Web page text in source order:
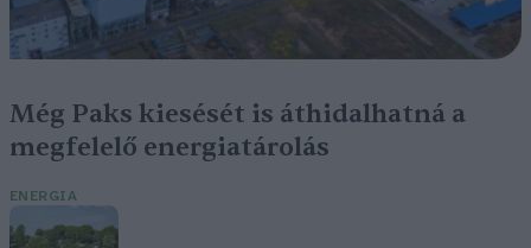
Még Paks kiesését is áthidalhatná a
megfelelő energiatárolás
ENERGIA